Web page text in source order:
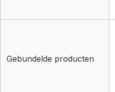
Gebundelde producten